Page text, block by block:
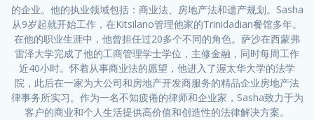
的企业。他的执业领域包括：商业法、房地产法和遗产规划。Sasha
从9岁起就开始工作，在Kitsilano管理他家的Trinidadian餐馆多年。
在他的职业生涯中，他曾担任过20多个不同的角色。萨沙在西蒙弗
雷泽大学完成了他的工商管理学士学位，主修金融，同时每周工作
近40小时。怀着从事商业法的愿望，他进入了渥太华大学的法学
院，此后在一家为大公司和房地产开发商服务的精品企业房地产法
律事务所实习。作为一名不知疲倦的律师和企业家，Sasha致力于为
客户的商业和个人生活提供高价值和创造性的法律解决方案。